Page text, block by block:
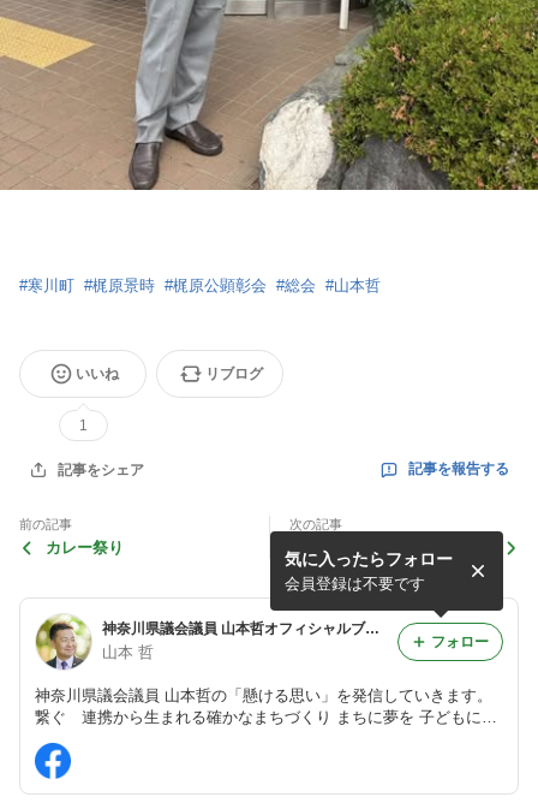
#寒川町 #梶原景時 #梶原公顕彰会 #総会 #山本哲
いいね
1
リブログ
記事をシェア 記事を報告する
前の記事
カレー祭り
次の記事
寒川町観光協会 令和8年度
総会
神奈川県議会議員 山本哲オフィシャルブログ 「懸ける思い」
山本 哲
神奈川県議会議員 山本哲の「懸ける思い」を発信していきます。
繋ぐ 連携から生まれる確かなまちづくり まちに夢を 子どもに未
安心して暮らせる元気なまちへ！ 応援よろしくお願いいたしま
す。
気に入ったらフォロー
会員登録は不要です
フォロー